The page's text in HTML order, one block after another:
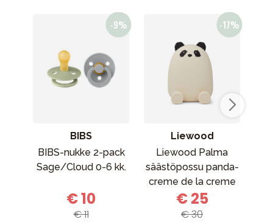
BIBS
BIBS-nukke 2-pack
Sage/Cloud 0-6 kk.
€ 10
€ 11
Liewood
Liewood Palma
säästöpossu panda-
creme de la creme
€ 25
€ 30